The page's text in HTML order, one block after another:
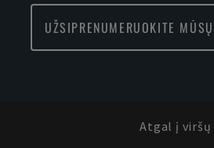
UŽSIPRENUMERUOKITE
Atgal į viršų